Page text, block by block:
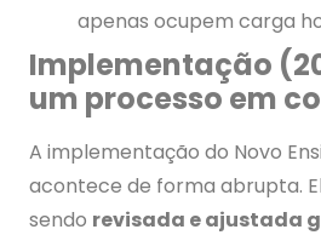
apenas ocupem carga
Implementação
um processo em
A implementação do Novo
acontece de forma abrupta.
sendo revisada e ajustada